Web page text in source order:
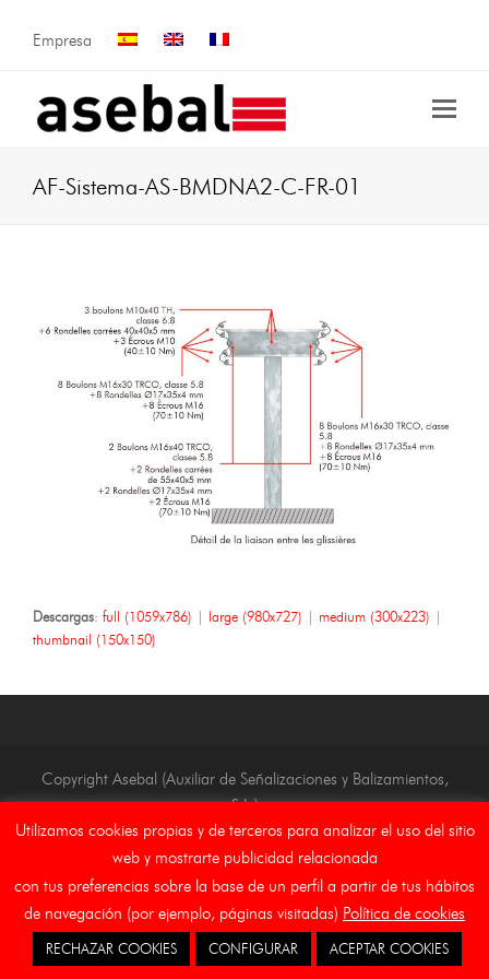
Empresa
AF-Sistema-AS-BMDNA2-C-FR-01
Descargas: full (1059x786) | large (980x727) | medium (300x223) |
thumbnail (150x150)
Copyright Asebal (Auxiliar de Señalizaciones y Balizamientos,
S.L.)
Aviso Legal Canal Etico
Utilizamos cookies propias y de terceros para analizar el uso del sitio
web y mostrarte publicidad relacionada
con tus preferencias sobre la base de un perfil a partir de tus hábitos
de navegación (por ejemplo, páginas visitadas) Política de cookies
RECHAZAR COOKIES CONFIGURAR ACEPTAR COOKIES